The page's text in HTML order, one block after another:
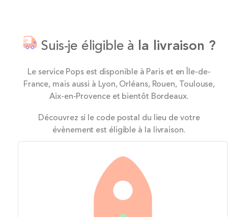
Suis-je éligible à la livraison ?
Le service Pops est disponible à Paris et en Île-de-
France, mais aussi à Lyon, Orléans, Rouen, Toulouse,
Aix-en-Provence et bientôt Bordeaux.
Découvrez si le code postal du lieu de votre
évènement est éligible à la livraison.